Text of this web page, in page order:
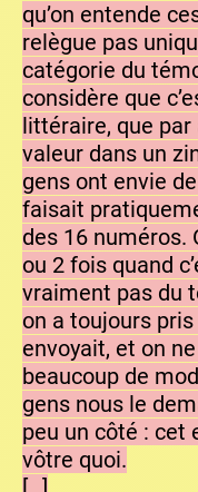
qu’on entende
relègue pas
catégorie du
considère que
littéraire, que par
valeur dans un
gens ont envie
faisait
des 16 numéros.
ou 2 fois quand
vraiment pas du
on a toujours
envoyait, et on
beaucoup de
gens nous le
peu un côté : cet
vôtre quoi.